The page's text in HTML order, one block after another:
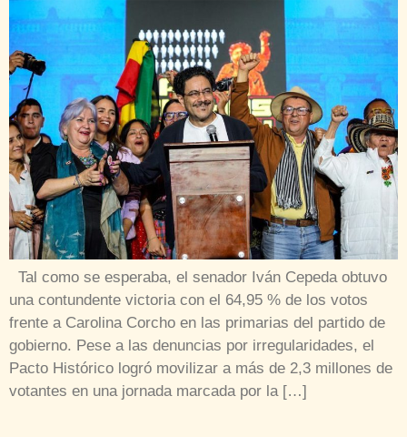
Tal como se esperaba, el senador Iván Cepeda obtuvo
una contundente victoria con el 64,95 % de los votos
frente a Carolina Corcho en las primarias del partido de
gobierno. Pese a las denuncias por irregularidades, el
Pacto Histórico logró movilizar a más de 2,3 millones de
votantes en una jornada marcada por la […]